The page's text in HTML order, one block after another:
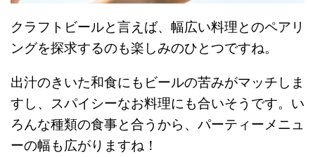
クラフトビールと言えば、幅広い料理とのペアリ
ングを探求するのも楽しみのひとつですね。
出汁のきいた和食にもビールの苦みがマッチしま
すし、スパイシーなお料理にも合いそうです。い
ろんな種類の食事と合うから、パーティーメニュ
ーの幅も広がりますね！